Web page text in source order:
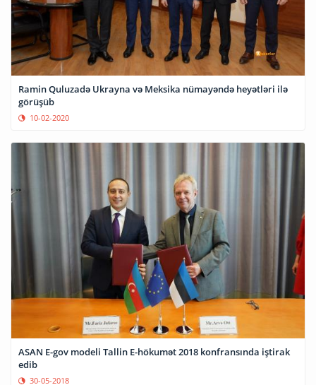
Ramin Quluzadə Ukrayna və Meksika nümayəndə heyətləri ilə
görüşüb
10-02-2020
ASAN E-gov modeli Tallin E-hökumət 2018 konfransında iştirak
edib
30-05-2018